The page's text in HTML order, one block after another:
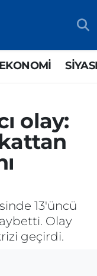
EKONOMİ
olay:
13'üncü
Olay
geçirdi.
Haritası
ve Fikstür